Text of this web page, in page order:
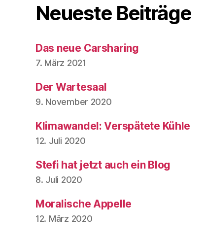
Neueste Beiträge
Das neue Carsharing
7. März 2021
Der Wartesaal
9. November 2020
Klimawandel: Verspätete Kühle
12. Juli 2020
Stefi hat jetzt auch ein Blog
8. Juli 2020
Moralische Appelle
12. März 2020